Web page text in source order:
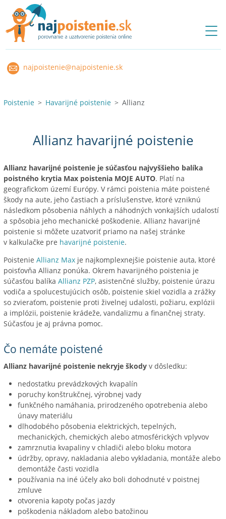
najpoistenie@najpoistenie.sk
Poistenie Havarijné poistenie Allianz
Allianz havarijné poistenie
Allianz havarijné poistenie je súčasťou najvyššieho balíka
poistného krytia Max poistenia MOJE AUTO. Platí na
geografickom území Európy. V rámci poistenia máte poistené
škody na aute, jeho častiach a príslušenstve, ktoré vzniknú
následkom pôsobenia náhlych a náhodných vonkajších udalostí
a spôsobia jeho mechanické poškodenie. Allianz havarijné
poistenie si môžete uzatvoriť priamo na našej stránke
v kalkulačke pre havarijné poistenie.
Poistenie Allianz Max je najkomplexnejšie poistenie auta, ktoré
poisťovňa Allianz ponúka. Okrem havarijného poistenia je
súčasťou balíka Allianz PZP, asistenčné služby, poistenie úrazu
vodiča a spolucestujúcich osôb, poistenie skiel vozidla a zrážky
so zvieraťom, poistenie proti živelnej udalosti, požiaru, explózii
a implózii, poistenie krádeže, vandalizmu a finančnej straty.
Súčasťou je aj právna pomoc.
Čo nemáte poistené
Allianz havarijné poistenie nekryje škody v dôsledku:
nedostatku prevádzkových kvapalín
poruchy konštrukčnej, výrobnej vady
funkčného namáhania, prirodzeného opotrebenia alebo
únavy materiálu
dlhodobého pôsobenia elektrických, tepelných,
mechanických, chemických alebo atmosférických vplyvov
zamrznutia kvapaliny v chladiči alebo bloku motora
údržby, opravy, nakladania alebo vykladania, montáže alebo
demontáže časti vozidla
používania na iné účely ako boli dohodnuté v poistnej
zmluve
otvorenia kapoty počas jazdy
poškodenia nákladom alebo batožinou